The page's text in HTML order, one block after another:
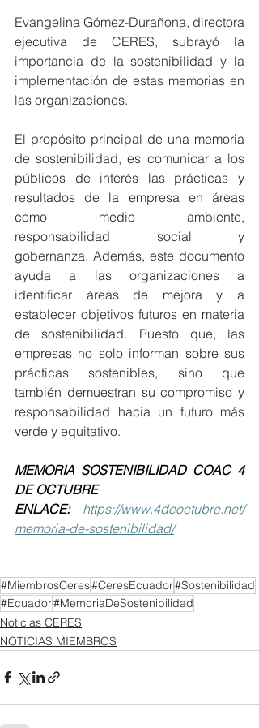
Evangelina Gómez-Durañona, directora
ejecutiva de CERES, subrayó la
importancia de la sostenibilidad y la
implementación de estas memorias en
las organizaciones.
El propósito principal de una memoria
de sostenibilidad, es comunicar a los
públicos de interés las prácticas y
resultados de la empresa en áreas
como medio ambiente,
responsabilidad social y
gobernanza. Además, este documento
ayuda a las organizaciones a
identificar áreas de mejora y a
establecer objetivos futuros en materia
de sostenibilidad. Puesto que, las
empresas no solo informan sobre sus
prácticas sostenibles, sino que
también demuestran su compromiso y
responsabilidad hacia un futuro más
verde y equitativo.
MEMORIA SOSTENIBILIDAD COAC 4
DE OCTUBRE
ENLACE:
https://www.4deoctubre.net/
memoria-de-sostenibilidad/
#MiembrosCeres#CeresEcuador#Sostenibilidad
#Ecuador#MemoriaDeSostenibilidad
Noticias CERES
NOTICIAS MIEMBROS